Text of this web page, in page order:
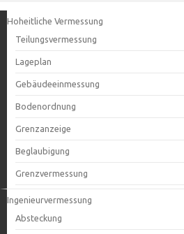
Hoheitliche Vermessung
Teilungsvermessung
Lageplan
Gebäudeeinmessung
Bodenordnung
Grenzanzeige
Beglaubigung
Grenzvermessung
Ingenieurvermessung
Absteckung